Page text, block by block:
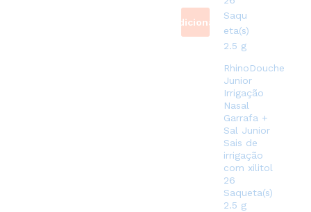
Adicionar
RhinoDouche
Junior
Irrigação
Nasal
Garrafa +
Sal Junior
Sais de
irrigação
com xilitol
26
Saqueta(s)
2.5 g